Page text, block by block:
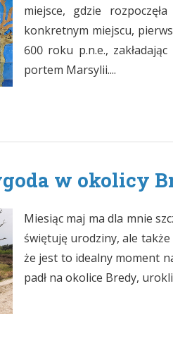
miejsce, gdzie
konkretnym miejscu,
600 roku p.n.e.,
portem Marsylii....
w okolicy
Miesiąc maj ma dla mnie
świętuję urodziny, ale
że jest to idealny moment
padł na okolice Bredy,